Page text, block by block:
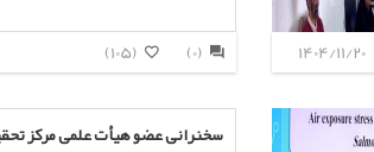
1404/11/20
(105) (0)
سخنرانی عضو هیأت علمی مرکز